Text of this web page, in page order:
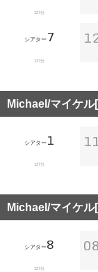
127分
シアター 7
127分
Michael/マイケ
シアター 1
127分
Michael/マイケ
シアター8
127分